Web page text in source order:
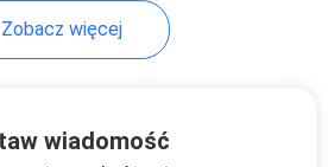
Zobacz więcej
wiadomość